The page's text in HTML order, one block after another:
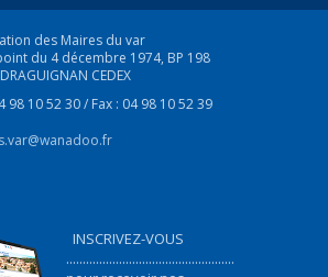
des Maires du var
du 4 décembre 1974, BP 198
CEDEX
98 10 52 30 / Fax : 04 98 10 52 39
INSCRIVEZ-VOUS
...................................................